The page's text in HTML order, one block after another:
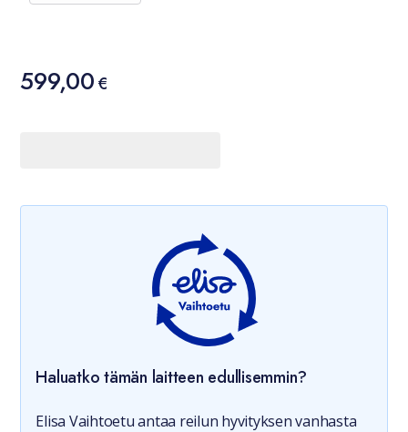
Hinta
599,00 €
599,00€
Haluatko tämän laitteen edullisemmin?
Elisa Vaihtoetu antaa reilun hyvityksen vanhasta